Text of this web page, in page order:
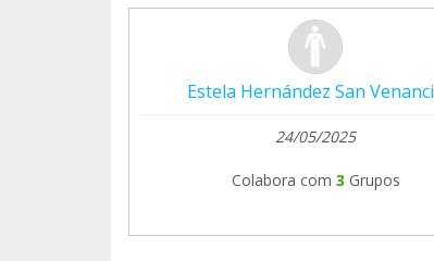
Estela Hernández San
24/05/2025
Colabora com 3 Grupos